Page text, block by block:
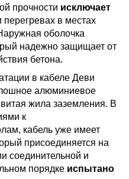
прочности исключает
перегревах в местах
оболочка
надежно защищает от
бетона.
в кабеле Деви
алюминиевое
жила заземления. В
к
кабель уже имеет
присоединяется на
соединительной и
порядке испытано